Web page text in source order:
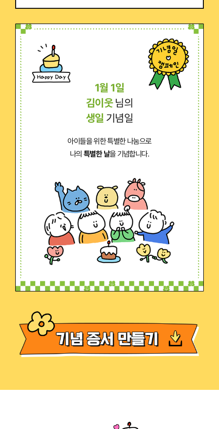
1월 1일
김이웃님의
생일 기념일
아이들을 위한 특별한 나눔으로
나의특별한 날을 기념합니다.